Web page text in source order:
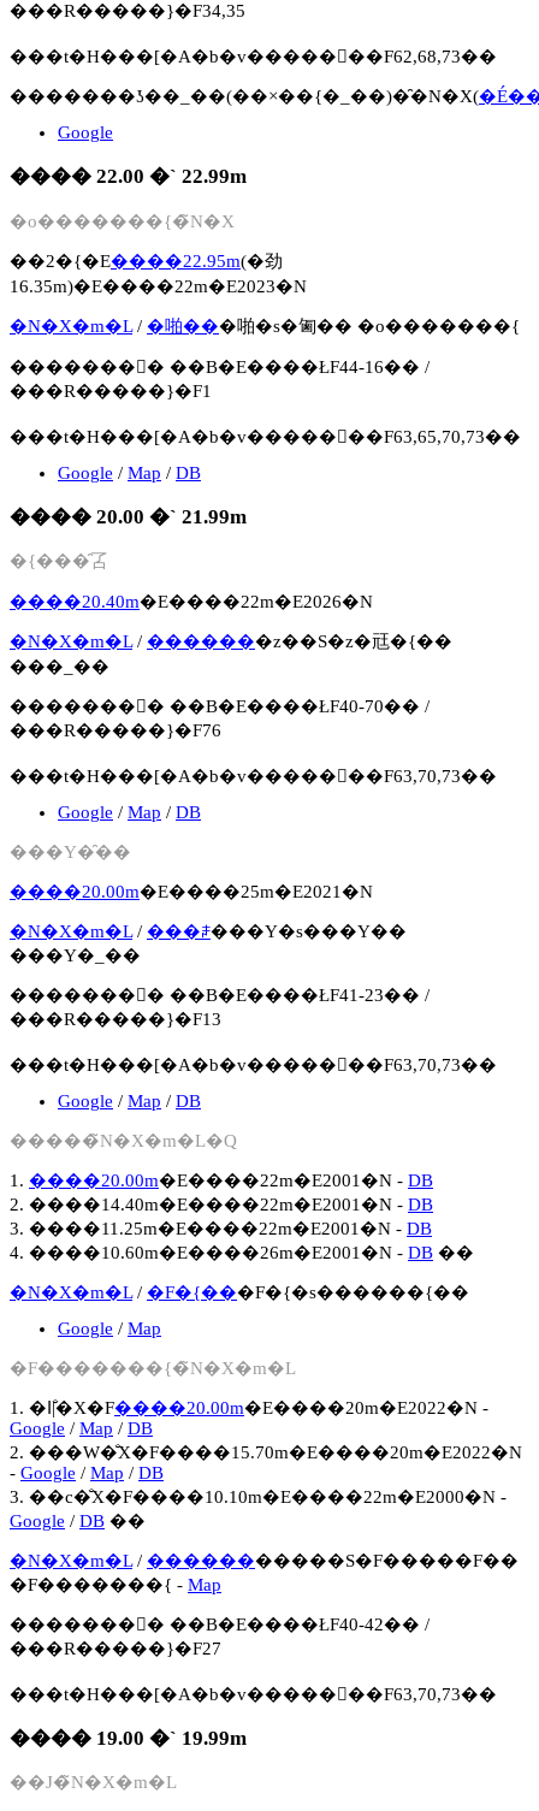
���R�����}�F34,35
���t�H���[�A�b�v�����񍐏��F62,68,73��
�������ʖ��_��(��×��{�_��)�̑�N�X(
Google
���� 22.00 �` 22.99m
�o�������{�̃N�X
��2�{�E����22.95m(�劲
16.35m)�E����22m�E2023�N
�N�X�m�L/ �啪���啪�s�㔪�� �o�������{
�������񍐏� ��B�E����ŁF44-16�� /
���R�����}�F1
���t�H���[�A�b�v�����񍐏��F63,65,70,73��
Google / Map / DB
���� 20.00 �` 21.99m
�{���̑叾
����20.40m�E����22m�E2026�N
�N�X�m�L/ �������z��S�z�㒬�{��
���_��
�������񍐏� ��B�E����ŁF40-70�� /
���R�����}�F76
���t�H���[�A�b�v�����񍐏��F63,70,73��
Google / Map / DB
���Y�̑��
����20.00m�E����25m�E2021�N
�N�X�m�L/ ���ꌧ���Y�s���Y��
���Y�_��
�������񍐏� ��B�E����ŁF41-23�� /
���R�����}�F13
���t�H���[�A�b�v�����񍐏��F63,70,73��
Google / Map / DB
�����̃N�X�m�L�Q
1. ����20.00m�E����22m�E2001�N - DB
2. ����14.40m�E����22m�E2001�N - DB
3. ����11.25m�E����22m�E2001�N - DB
4. ����10.60m�E����26m�E2001�N - DB ��
�N�X�m�L/ �F�{���F�{�s������{��
Google / Map
�F�������{�̃N�X�m�L
1. �ߊ|�̐X�F����20.00m�E����20m�E2022�N -
Google / Map / DB
2. ���W�̐X�F����15.70m�E����20m�E2022�N
- Google / Map / DB
3. ��c�̐X�F����10.10m�E����22m�E2000�N -
Google / DB ��
�N�X�m�L/ �����������S�F�����F��
�F�������{ - Map
�������񍐏� ��B�E����ŁF40-42�� /
���R�����}�F27
���t�H���[�A�b�v�����񍐏��F63,70,73��
���� 19.00 �` 19.99m
��J�̃N�X�m�L